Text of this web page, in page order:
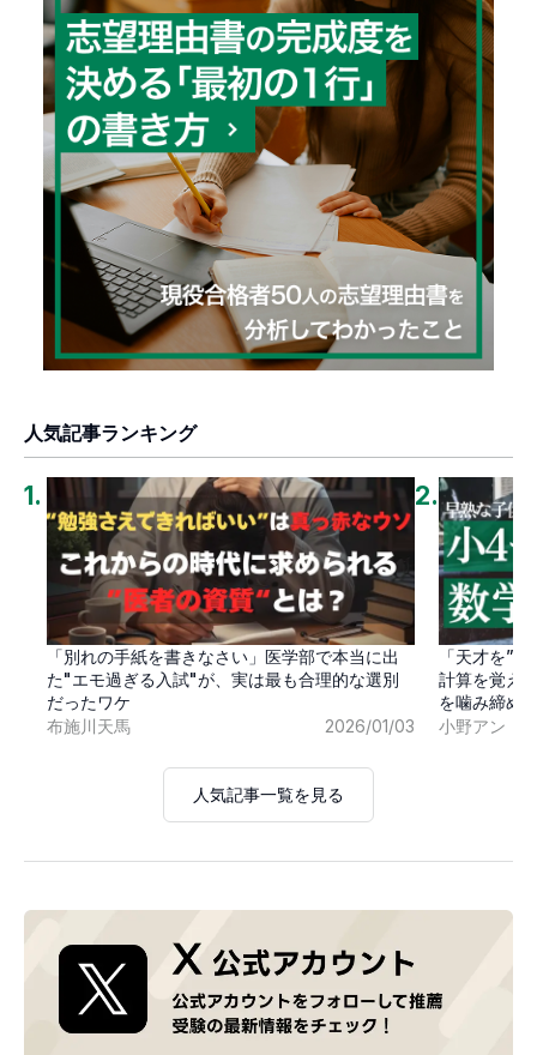
人気記事ランキング
1.
「別れの手紙を書きなさい」医学部で本当に出
た"エモ過ぎる入試"が、実は最も合理的な選別
だったワケ
布施川天馬
2026/01/03
2.
「天才を”
計算を覚え
を噛み締め
小野アン
人気記事一覧を見る